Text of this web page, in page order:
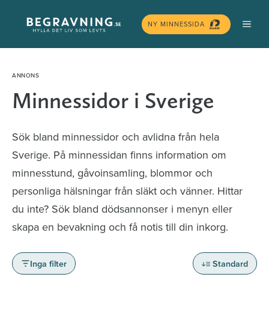
innehåll
NY MINNESSIDA
Minnessidor i Sverige
Sök bland minnessidor och avlidna från hela
Sverige. På minnessidan finns information om
minnesstund, gåvoinsamling, blommor och
personliga hälsningar från släkt och vänner. Hittar
du inte? Sök bland dödsannonser i menyn eller
skapa en bevakning och få notis till din inkorg.
Inga filter Standard